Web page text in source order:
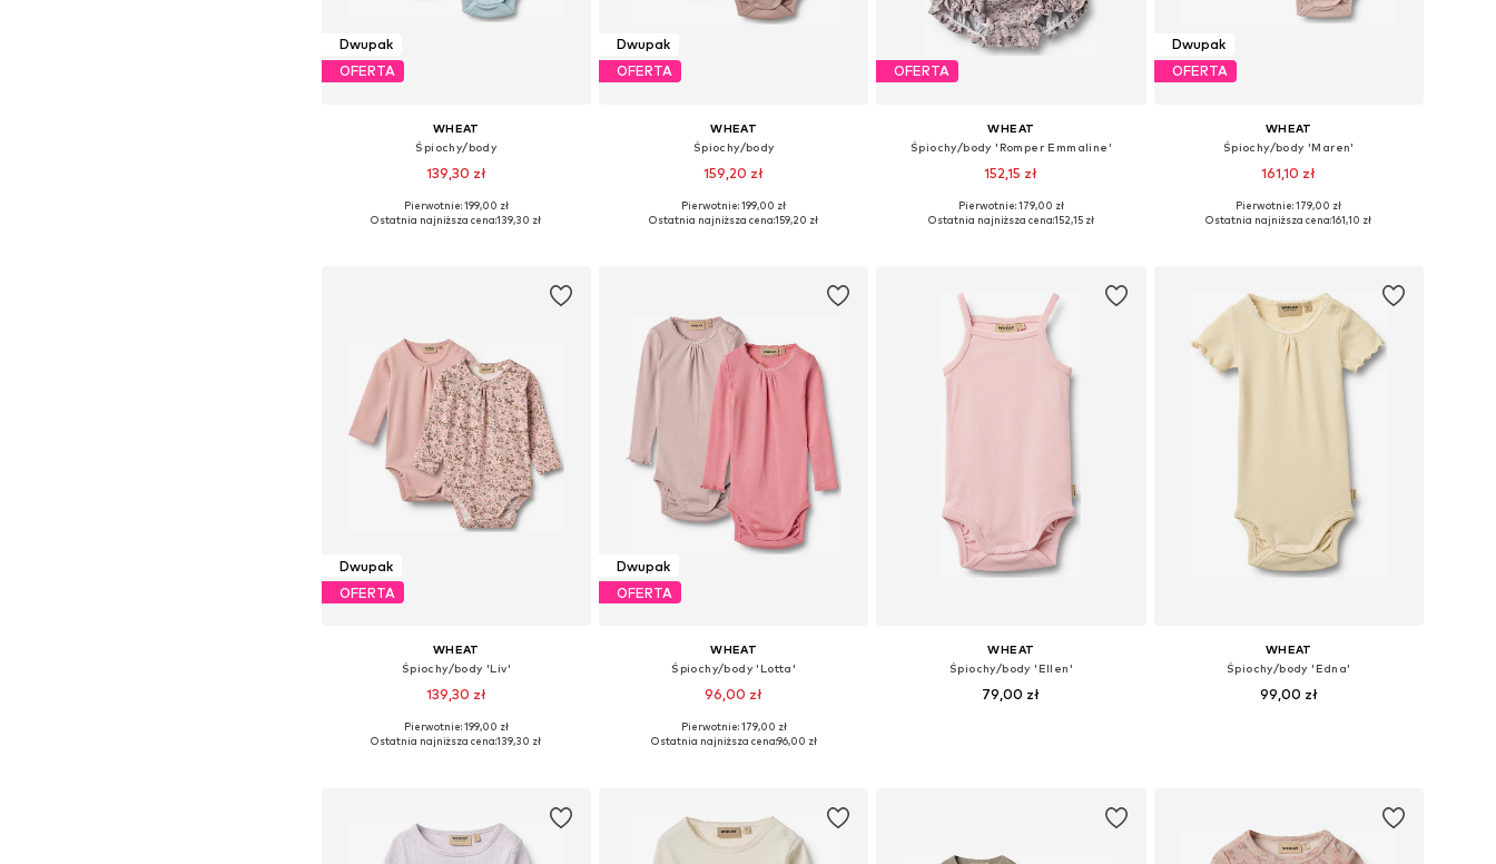
Dwupak
OFERTA
WHEAT
Śpiochy/body
139,30 zł
Dostępne rozmiary: 56, 62, 68, 74, 86, 92
Pierwotnie: 199,00 zł
Ostatnia najniższa cena:139,30 zł
Dwupak
OFERTA
WHEAT
Śpiochy/body
159,20 zł
Dostępne rozmiary: 80, 86, 92
Pierwotnie: 199,00 zł
Ostatnia najniższa cena:159,20 zł
OFERTA
WHEAT
Śpiochy/body 'Romper Emmaline'
152,15 zł
Dostępne rozmiary: 86, 92
Pierwotnie: 179,00 zł
Ostatnia najniższa cena:152,15 zł
Dwupak
OFERTA
WHEAT
Śpiochy/body 'Maren'
161,10 zł
Dostępne rozmiary: 68, 86, 92
Pierwotnie: 179,00 zł
Ostatnia najniższa cena:161,10 zł
Dwupak
OFERTA
WHEAT
Śpiochy/body 'Liv'
139,30 zł
Dostępne rozmiary: 80, 86, 92
Pierwotnie: 199,00 zł
Ostatnia najniższa cena:139,30 zł
Dwupak
OFERTA
WHEAT
Śpiochy/body 'Lotta'
96,00 zł
Dostępne rozmiary: 80, 86, 92
Pierwotnie: 179,00 zł
Ostatnia najniższa cena:96,00 zł
WHEAT
Śpiochy/body 'Ellen'
79,00 zł
WHEAT
Śpiochy/body 'Edna'
99,00 zł